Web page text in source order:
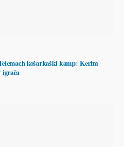
košarkaški kamp: Kerim